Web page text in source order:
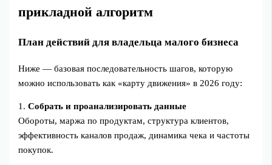
прикладной алгоритм
План действий для владельца малого бизнеса
Ниже — базовая последовательность шагов, которую
можно использовать как «карту движения» в 2026 году:
1.Собрать и проанализировать данные
Обороты, маржа по продуктам, структура клиентов,
эффективность каналов продаж, динамика чека и частоты
покупок.